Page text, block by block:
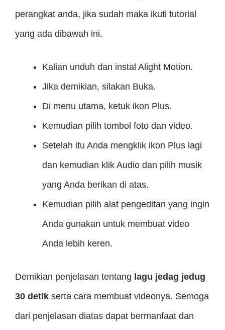
perangkat anda, jika sudah maka ikuti tutorial
yang ada dibawah ini.
Kalian unduh dan instal Alight Motion.
Jika demikian, silakan Buka.
Di menu utama, ketuk ikon Plus.
Kemudian pilih tombol foto dan video.
Setelah itu Anda mengklik ikon Plus lagi
dan kemudian klik Audio dan pilih musik
yang Anda berikan di atas.
Kemudian pilih alat pengeditan yang ingin
Anda gunakan untuk membuat video
Anda lebih keren.
Demikian penjelasan tentang lagu jedag jedug
30 detik serta cara membuat videonya. Semoga
dari penjelasan diatas dapat bermanfaat dan